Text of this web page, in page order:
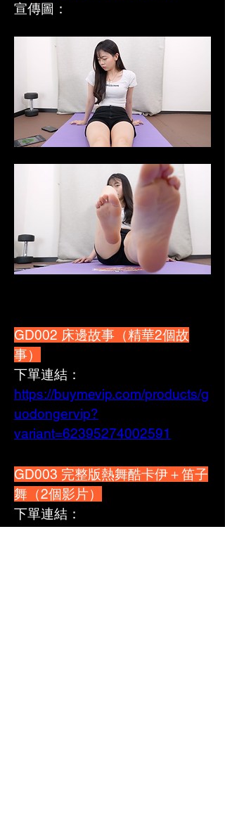
宣傳圖：
GD002 床邊故事（精華2個故
事）
下單連結：
https://buymevip.com/products/g
uodongervip?
variant=62395274002591
GD003 完整版熱舞酷卡伊＋笛子
舞（2個影片）
下單連結：